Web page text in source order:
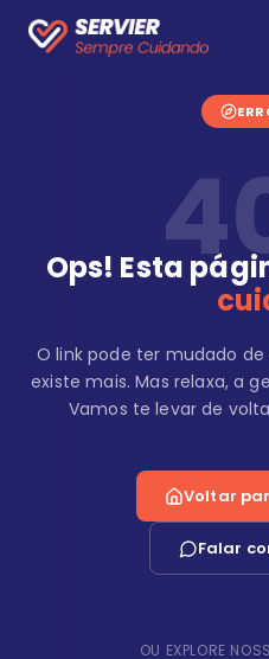
Ops! Esta
O link pode ter mudado
existe mais. Mas relaxa, a
Vamos te levar de
Voltar
Falar
OU EXPLORE